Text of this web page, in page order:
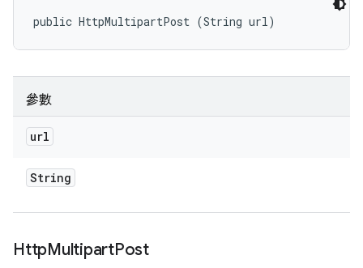
public HttpMultipartPost (String url)
參數
url
String
HttpMultipartPost